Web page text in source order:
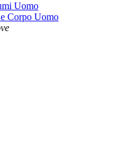
Uomo
Corpo Uomo